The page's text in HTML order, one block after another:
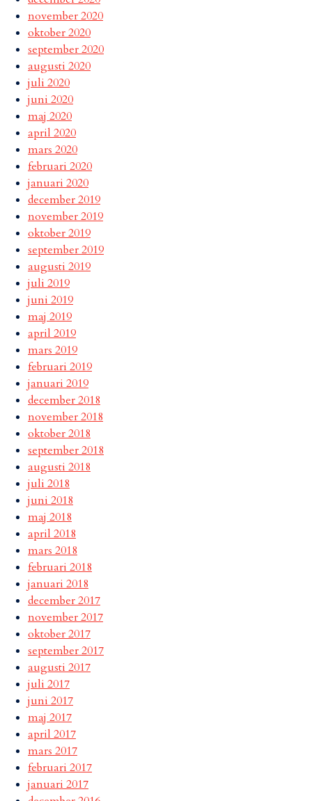
november 2020
oktober 2020
september 2020
augusti 2020
juli 2020
juni 2020
maj 2020
april 2020
mars 2020
februari 2020
januari 2020
december 2019
november 2019
oktober 2019
september 2019
augusti 2019
juli 2019
juni 2019
maj 2019
april 2019
mars 2019
februari 2019
januari 2019
december 2018
november 2018
oktober 2018
september 2018
augusti 2018
juli 2018
juni 2018
maj 2018
april 2018
mars 2018
februari 2018
januari 2018
december 2017
november 2017
oktober 2017
september 2017
augusti 2017
juli 2017
juni 2017
maj 2017
april 2017
mars 2017
februari 2017
januari 2017